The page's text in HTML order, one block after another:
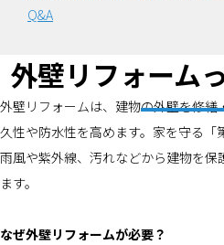
Q&A
外壁リフォーム
外壁リフォームは、建物の外壁を修
久性や防水性を高めます。家を守る「
雨風や紫外線、汚れなどから建物を保
ます。
なぜ外壁リフォームが必要？